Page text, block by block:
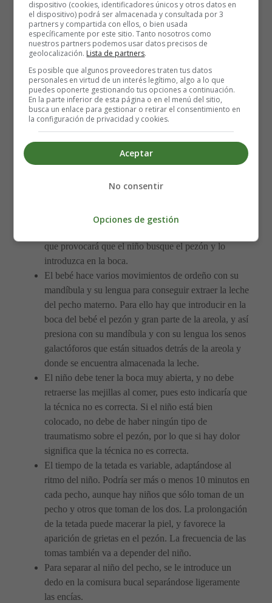
que debe incluir los aspectos siguientes:
Lavado de pezón y la areola.
Posición cómoda para dar el pecho.
La madre puede dar el pecho, colocando, a modo de
pinza, los dedos índice y medio en el borde de la
areola.
Esta postura debe garantizar que la madre no oprima
hacia atrás el tejido glandular y que no impida que el
bebé introduzca la areola en su boca. Otra forma
cómoda es colocar el pulgar por encima de pecho, y
firme apoyo para el pecho, y es posible dirigirlo hacia
Si el lactante tiene dificultades para coger el pecho, se
que provocará que el niño busque el pezón y lo
introduzca en la boca.
El bebé hace varios movimientos de ordeño con su
mandíbula y su lengua para conseguir extraer la leche
del pecho materno. Para ello hay que introducir en la
boca del bebé el pezón y gran parte de la areola, y así
presiona con su mandíbula y con su lengua los senos
galactóforos que están situados detrás de la areola y
donde se encuentra almacenada la leche.
El niño debe tener la boca muy abierta, y no debe
retraerse las mejillas al comer, pues esto indicaría que
la técnica no es correcta. Si el niño está bien
colocado, no debe de haber ningún tipo de
traumatismo sobre el pezón, por lo que si hay dolor
significa que la técnica no es correcta.
El tiempo de la tetada es variable, adaptándose al
ritmo del niño. Podría ser más o menos 10 minutos en
cada pecho, aunque hay niños que sólo toman de un
pecho y otros que toman de los dos. La prolongación
de la tetada puede macerar la piel, y favorece la
aparición de grietas en el pezón. La frecuencia de las
tomas también va a depender del niño.
Para separar al niño del pecho, se le introduce un
dedo en la comisura bucal separándose ligeramente
las encías.
dispositivo (cookies, identificadores únicos y otros datos en
el dispositivo) podrá ser almacenada y consultada por 3
partners y compartida con ellos, o bien usada
específicamente por este sitio. Tanto nosotros como
nuestros partners podemos usar datos precisos de
geolocalización. Lista de partners.
Es posible que algunos proveedores traten tus datos
personales en virtud de un interés legítimo, algo a lo que
puedes oponerte gestionando tus opciones a continuación.
En la parte inferior de esta página o en el menú del sitio,
busca un enlace para gestionar o retirar el consentimiento en
la configuración de privacidad y cookies.
Aceptar
No consentir
Opciones de gestión